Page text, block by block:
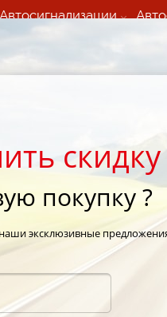
Автосигнализации
Пт) с 9:00 - 19:00
скидку
покупку ?
эксклюзивные